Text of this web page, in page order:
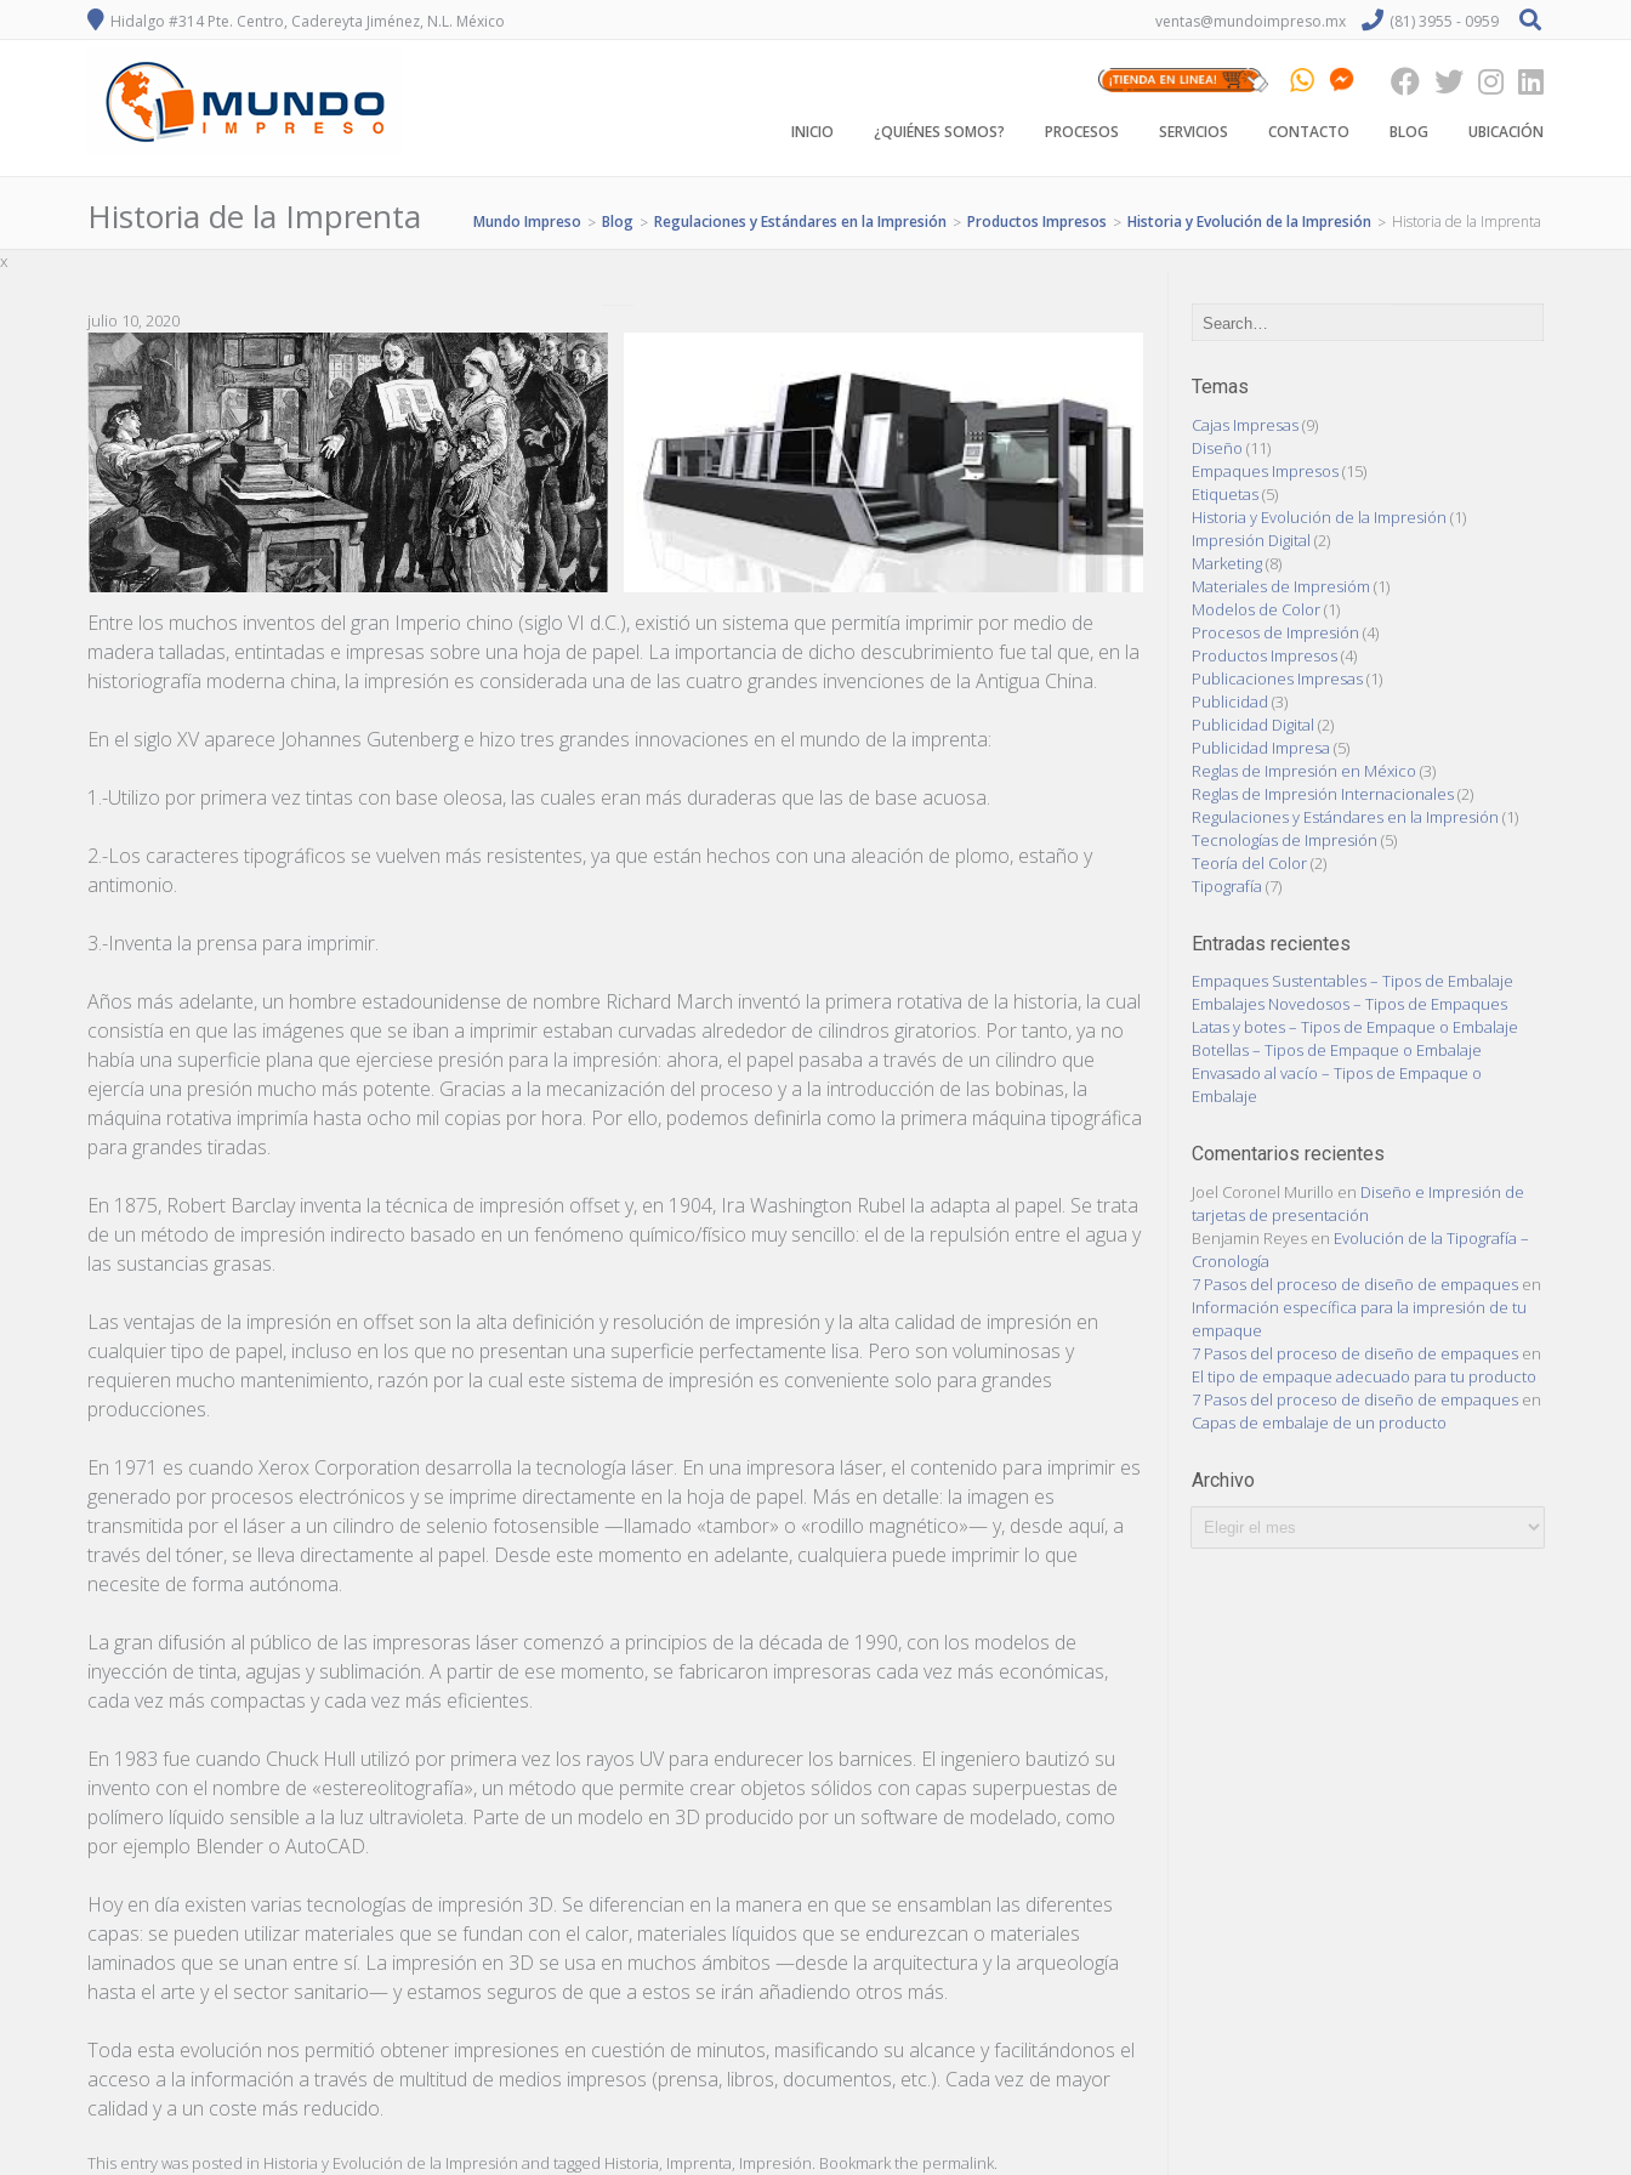
Hidalgo #314 Pte. Centro, Cadereyta Jiménez, N.L. México ventas@mundoimpreso.mx (81) 3955 - 0959
INICIO ¿QUIÉNES SOMOS? PROCESOS SERVICIOS CONTACTO BLOG UBICACIÓN
Historia de la Imprenta Mundo Impreso > Blog > Regulaciones y Estándares en la Impresión > Productos Impresos > Historia y Evolución de la Impresión > Historia de la Imprenta
x
julio 10, 2020
Entre los muchos inventos del gran Imperio chino (siglo VI d.C.), existió un sistema que permitía imprimir por medio de
madera talladas, entintadas e impresas sobre una hoja de papel. La importancia de dicho descubrimiento fue tal que, en la
historiografía moderna china, la impresión es considerada una de las cuatro grandes invenciones de la Antigua China.
En el siglo XV aparece Johannes Gutenberg e hizo tres grandes innovaciones en el mundo de la imprenta:
1.-Utilizo por primera vez tintas con base oleosa, las cuales eran más duraderas que las de base acuosa.
2.-Los caracteres tipográficos se vuelven más resistentes, ya que están hechos con una aleación de plomo, estaño y
antimonio.
3.-Inventa la prensa para imprimir.
Años más adelante, un hombre estadounidense de nombre Richard March inventó la primera rotativa de la historia, la cual
consistía en que las imágenes que se iban a imprimir estaban curvadas alrededor de cilindros giratorios. Por tanto, ya no
había una superficie plana que ejerciese presión para la impresión: ahora, el papel pasaba a través de un cilindro que
ejercía una presión mucho más potente. Gracias a la mecanización del proceso y a la introducción de las bobinas, la
máquina rotativa imprimía hasta ocho mil copias por hora. Por ello, podemos definirla como la primera máquina tipográfica
para grandes tiradas.
En 1875, Robert Barclay inventa la técnica de impresión offset y, en 1904, Ira Washington Rubel la adapta al papel. Se trata
de un método de impresión indirecto basado en un fenómeno químico/físico muy sencillo: el de la repulsión entre el agua y
las sustancias grasas.
Las ventajas de la impresión en offset son la alta definición y resolución de impresión y la alta calidad de impresión en
cualquier tipo de papel, incluso en los que no presentan una superficie perfectamente lisa. Pero son voluminosas y
requieren mucho mantenimiento, razón por la cual este sistema de impresión es conveniente solo para grandes
producciones.
En 1971 es cuando Xerox Corporation desarrolla la tecnología láser. En una impresora láser, el contenido para imprimir es
generado por procesos electrónicos y se imprime directamente en la hoja de papel. Más en detalle: la imagen es
transmitida por el láser a un cilindro de selenio fotosensible —llamado «tambor» o «rodillo magnético»— y, desde aquí, a
través del tóner, se lleva directamente al papel. Desde este momento en adelante, cualquiera puede imprimir lo que
necesite de forma autónoma.
La gran difusión al público de las impresoras láser comenzó a principios de la década de 1990, con los modelos de
inyección de tinta, agujas y sublimación. A partir de ese momento, se fabricaron impresoras cada vez más económicas,
cada vez más compactas y cada vez más eficientes.
En 1983 fue cuando Chuck Hull utilizó por primera vez los rayos UV para endurecer los barnices. El ingeniero bautizó su
invento con el nombre de «estereolitografía», un método que permite crear objetos sólidos con capas superpuestas de
polímero líquido sensible a la luz ultravioleta. Parte de un modelo en 3D producido por un software de modelado, como
por ejemplo Blender o AutoCAD.
Hoy en día existen varias tecnologías de impresión 3D. Se diferencian en la manera en que se ensamblan las diferentes
capas: se pueden utilizar materiales que se fundan con el calor, materiales líquidos que se endurezcan o materiales
laminados que se unan entre sí. La impresión en 3D se usa en muchos ámbitos —desde la arquitectura y la arqueología
hasta el arte y el sector sanitario— y estamos seguros de que a estos se irán añadiendo otros más.
Toda esta evolución nos permitió obtener impresiones en cuestión de minutos, masificando su alcance y facilitándonos el
acceso a la información a través de multitud de medios impresos (prensa, libros, documentos, etc.). Cada vez de mayor
calidad y a un coste más reducido.
This entry was posted in Historia y Evolución de la Impresión and tagged Historia, Imprenta, Impresión. Bookmark the permalink.
Temas
Cajas Impresas(9)
Diseño (11)
Empaques Impresos(15)
Etiquetas(5)
Historia y Evolución de la Impresión (1)
Impresión Digital (2)
Marketing(8)
Materiales de Impresióm (1)
Modelos de Color(1)
Procesos de Impresión (4)
Productos Impresos(4)
Publicaciones Impresas(1)
Publicidad (3)
Publicidad Digital (2)
Publicidad Impresa (5)
Reglas de Impresión en México (3)
Reglas de Impresión Internacionales(2)
Regulaciones y Estándares en la Impresión (1)
Tecnologías de Impresión (5)
Teoría del Color(2)
Tipografía (7)
Entradas recientes
Empaques Sustentables – Tipos de Embalaje
Embalajes Novedosos – Tipos de Empaques
Latas y botes – Tipos de Empaque o Embalaje
Botellas – Tipos de Empaque o Embalaje
Envasado al vacío – Tipos de Empaque o
Embalaje
Comentarios recientes
Joel Coronel Murillo en Diseño e Impresión de
tarjetas de presentación
Benjamin Reyes en Evolución de la Tipografía –
Cronología
7 Pasos del proceso de diseño de empaques en
Información específica para la impresión de tu
empaque
7 Pasos del proceso de diseño de empaques en
El tipo de empaque adecuado para tu producto
7 Pasos del proceso de diseño de empaques en
Capas de embalaje de un producto
Archivo
Archivo